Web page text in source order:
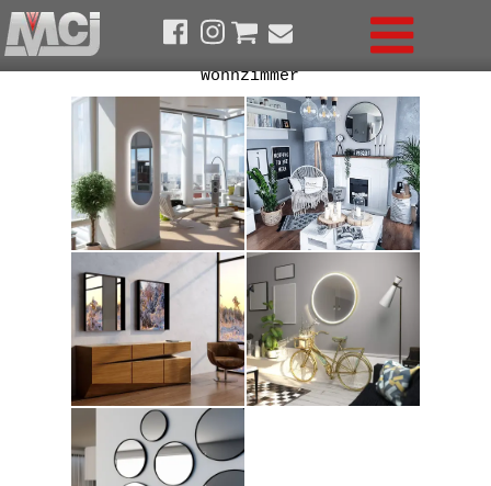
Wohnzimmer